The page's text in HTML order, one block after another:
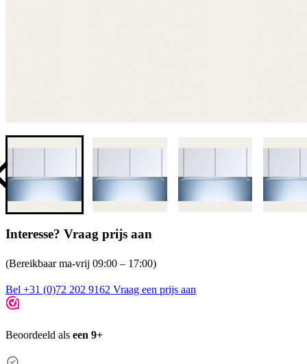
Interesse? Vraag prijs aan
(Bereikbaar ma-vrij 09:00 – 17:00)
Bel +31 (0)72 202 9162 Vraag een prijs aan
Beoordeeld als een 9+